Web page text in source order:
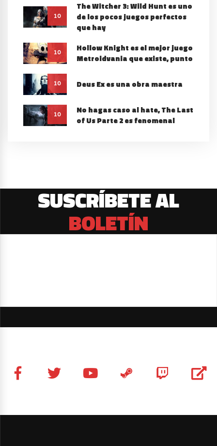
10
The Witcher 3: Wild Hunt es uno
de los pocos juegos perfectos
que hay
10
Hollow Knight es el mejor juego
Metroidvania que existe, punto
10 Deus Ex es una obra maestra
10
No hagas caso al hate, The Last
of Us Parte 2 es fenomenal
SUSCRÍBETE AL
BOLETÍN